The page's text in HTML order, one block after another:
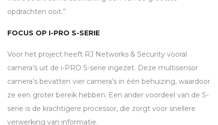
opdrachten ooit.”
FOCUS OP I-PRO S-SERIE
Voor het project heeft RJ Networks & Security vooral
camera’s uit de i-PRO S-serie ingezet. Deze multisensor
camera’s bevatten vier camera’s in één behuizing, waardoor
ze een groter bereik hebben. Een ander voordeel van de S-
serie is de krachtigere processor, die zorgt voor snellere
verwerking van informatie.